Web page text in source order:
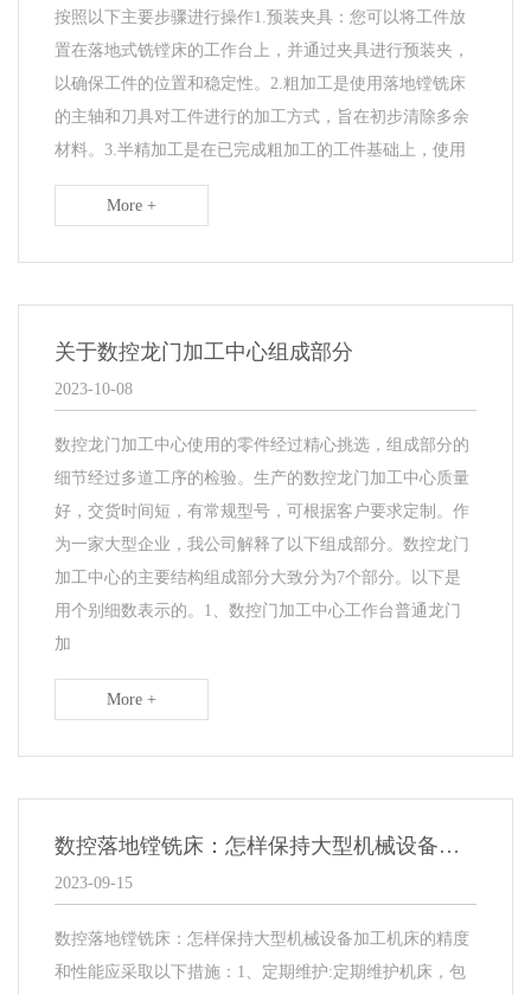
按照以下主要步骤进行操作1.预装夹具：您可以将工件放
置在落地式铣镗床的工作台上，并通过夹具进行预装夹，
以确保工件的位置和稳定性。2.粗加工是使用落地镗铣床
的主轴和刀具对工件进行的加工方式，旨在初步清除多余
材料。3.半精加工是在已完成粗加工的工件基础上，使用
More +
关于数控龙门加工中心组成部分
2023-10-08
数控龙门加工中心使用的零件经过精心挑选，组成部分的
细节经过多道工序的检验。生产的数控龙门加工中心质量
好，交货时间短，有常规型号，可根据客户要求定制。作
为一家大型企业，我公司解释了以下组成部分。数控龙门
加工中心的主要结构组成部分大致分为7个部分。以下是
用个别细数表示的。1、数控门加工中心工作台普通龙门
加
More +
数控落地镗铣床：怎样保持大型机械设备加工机床的精度和性能
2023-09-15
数控落地镗铣床：怎样保持大型机械设备加工机床的精度
和性能应采取以下措施：1、定期维护:定期维护机床，包